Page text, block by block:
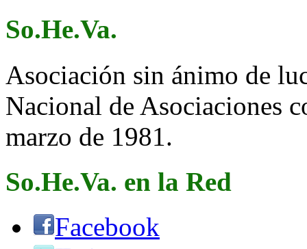
So.He.Va.
Asociación sin ánimo de
Nacional de Asociaciones
marzo de 1981.
So.He.Va. en la Red
Facebook